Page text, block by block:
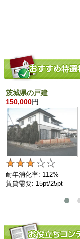
茨城県の戸建
150,000円
耐年消化率: 112%
賃貸需要: 15pt/25pt